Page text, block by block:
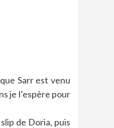
Sarr est venu
je l’espère pour
de Doria, puis